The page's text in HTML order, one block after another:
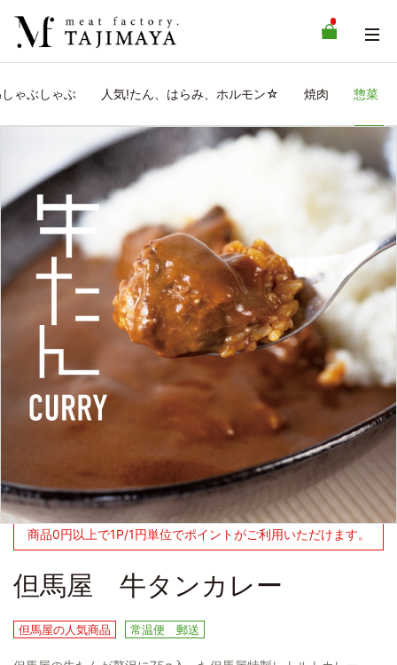
ゃぶしゃぶ 人気!たん、はらみ、ホルモン☆ 焼肉 惣菜
商品0円以上で1P/1円単位でポイントがご利用いただけます。
但馬屋 牛タンカレー
但馬屋の人気商品 常温便 郵送